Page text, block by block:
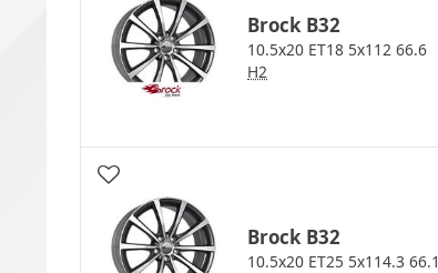
Brock B32
10.5x20 ET18 5x112 66.6
H2
Brock B32
10.5x20 ET25 5x114.3 66.1